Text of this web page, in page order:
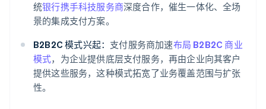
统银行携手科技服务商深度合作，催生一体化、全场
景的集成支付方案。
B2B2C 模式兴起： 支付服务商加速布局 B2B2C 商业
模式，为企业提供底层支付服务，再由企业向其客户
提供这些服务，这种模式拓宽了业务覆盖范围与扩张
性。